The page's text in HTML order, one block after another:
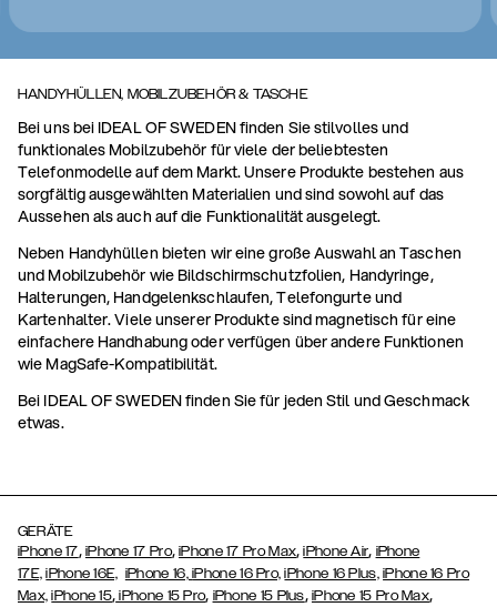
HANDYHÜLLEN, MOBILZUBEHÖR & TASCHE
Bei uns bei IDEAL OF SWEDEN finden Sie stilvolles und
funktionales Mobilzubehör für viele der beliebtesten
Telefonmodelle auf dem Markt. Unsere Produkte bestehen aus
sorgfältig ausgewählten Materialien und sind sowohl auf das
Aussehen als auch auf die Funktionalität ausgelegt.
Neben Handyhüllen bieten wir eine große Auswahl an Taschen
und Mobilzubehör wie Bildschirmschutzfolien, Handyringe,
Halterungen, Handgelenkschlaufen, Telefongurte und
Kartenhalter. Viele unserer Produkte sind magnetisch für eine
einfachere Handhabung oder verfügen über andere Funktionen
wie MagSafe-Kompatibilität.
Bei IDEAL OF SWEDEN finden Sie für jeden Stil und Geschmack
etwas.
GERÄTE
iPhone 17, iPhone 17 Pro,iPhone 17 Pro Max,iPhone Air, iPhone
17E, iPhone 16E, iPhone 16,iPhone 16 Pro, iPhone 16 Plus, iPhone 16 Pro
Max, iPhone 15, iPhone 15 Pro, iPhone 15 Plus, iPhone 15 Pro Max,